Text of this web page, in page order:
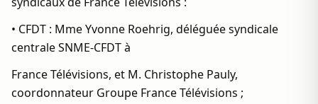
• CFDT : Mme Yvonne Roehrig, déléguée syndicale
centrale SNME-CFDT à
France Télévisions, et M. Christophe Pauly,
coordonnateur Groupe France Télévisions ;